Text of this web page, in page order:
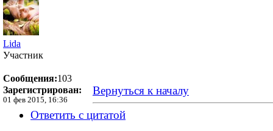
Lida
Участник
Сообщения:103
Зарегистрирован:
01 фев 2015, 16:36
Вернуться к началу
Ответить с цитатой